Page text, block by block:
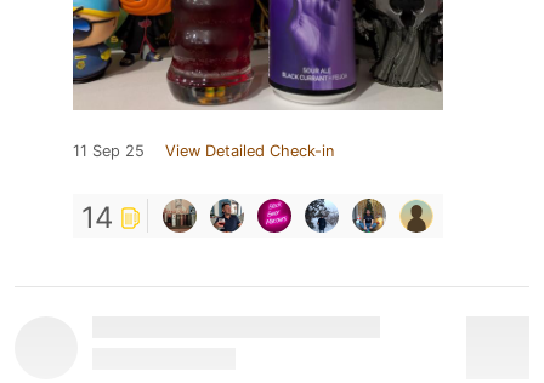
11 Sep 25 View Detailed Check-in
14